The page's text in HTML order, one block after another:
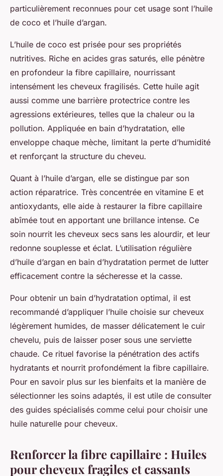
particulièrement reconnues pour cet usage sont l’huile
de coco et l’huile d’argan.
L’huile de coco est prisée pour ses propriétés
nutritives. Riche en acides gras saturés, elle pénètre
en profondeur la fibre capillaire, nourrissant
intensément les cheveux fragilisés. Cette huile agit
aussi comme une barrière protectrice contre les
agressions extérieures, telles que la chaleur ou la
pollution. Appliquée en bain d’hydratation, elle
enveloppe chaque mèche, limitant la perte d’humidité
et renforçant la structure du cheveu.
Quant à l’huile d’argan, elle se distingue par son
action réparatrice. Très concentrée en vitamine E et
antioxydants, elle aide à restaurer la fibre capillaire
abîmée tout en apportant une brillance intense. Ce
soin nourrit les cheveux secs sans les alourdir, et leur
redonne souplesse et éclat. L’utilisation régulière
d’huile d’argan en bain d’hydratation permet de lutter
efficacement contre la sécheresse et la casse.
Pour obtenir un bain d’hydratation optimal, il est
recommandé d’appliquer l’huile choisie sur cheveux
légèrement humides, de masser délicatement le cuir
chevelu, puis de laisser poser sous une serviette
chaude. Ce rituel favorise la pénétration des actifs
hydratants et nourrit profondément la fibre capillaire.
Pour en savoir plus sur les bienfaits et la manière de
sélectionner les soins adaptés, il est utile de consulter
des guides spécialisés comme celui pour choisir une
huile naturelle pour cheveux.
Renforcer la fibre capillaire : Huiles
pour cheveux fragiles et cassants